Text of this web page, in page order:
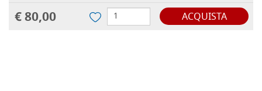
€ 80,00 ACQUISTA